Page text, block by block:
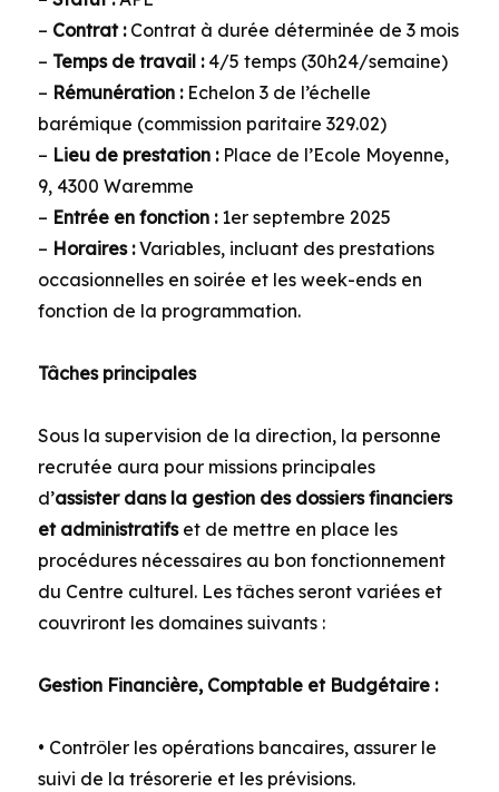
– Contrat :Contrat à durée déterminée de 3 mois
– Temps de travail :4/5 temps (30h24/semaine)
– Rémunération :Echelon 3 de l’échelle
barémique (commission paritaire 329.02)
– Lieu de prestation :Place de l’Ecole Moyenne,
9, 4300 Waremme
– Entrée en fonction :1er septembre 2025
– Horaires :Variables, incluant des prestations
occasionnelles en soirée et les week-ends en
fonction de la programmation.
Tâches principales
Sous la supervision de la direction, la personne
recrutée aura pour missions principales
d’assister dans la gestion des dossiers financiers
et administratifset de mettre en place les
procédures nécessaires au bon fonctionnement
du Centre culturel. Les tâches seront variées et
couvriront les domaines suivants :
Gestion Financière, Comptable et Budgétaire :
• Contrôler les opérations bancaires, assurer le
suivi de la trésorerie et les prévisions.